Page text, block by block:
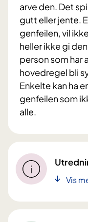
arve den. Det
gutt eller jente.
genfeilen, vil
heller ikke gi
person som har
hovedregel bli
Enkelte kan ha
genfeilen som
alle.
Vis